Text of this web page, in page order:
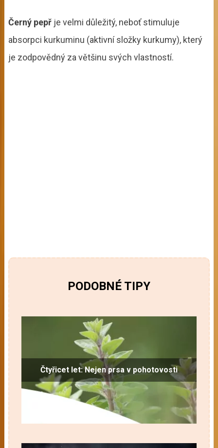
Černý pepřje velmi důležitý, neboť stimuluje
absorpci kurkuminu (aktivní složky kurkumy), který
je zodpovědný za většinu svých vlastností.
PODOBNÉ TIPY
Čtyřicet let: Nejen prsa v pohotovosti